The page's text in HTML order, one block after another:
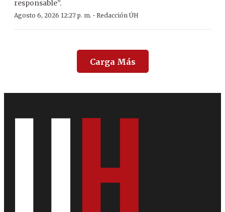
responsable”.
Agosto 6, 2026 12:27 p. m. · Redacción ÚH
Carga Más